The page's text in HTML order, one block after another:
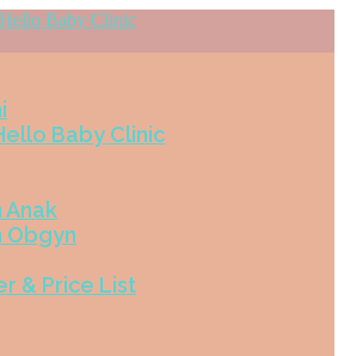
Baby Clinic
Anak
Obgyn
& Price List